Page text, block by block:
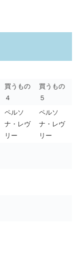
買うもの
４
買うもの
５
ペルソ
ナ・レヴ
リー
ペルソ
ナ・レヴ
リー